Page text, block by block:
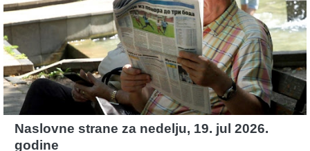
Naslovne strane za nedelju, 19. jul 2026.
godine